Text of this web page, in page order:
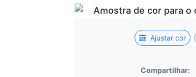
Ajustar cor
Compartilhar: